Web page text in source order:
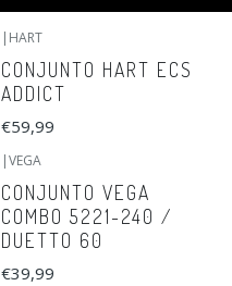
| HART
CONJUNTO HART ECS
ADDICT
€59,99
|VEGA
CONJUNTO VEGA
COMBO 5221-240 /
DUETTO 60
€39,99